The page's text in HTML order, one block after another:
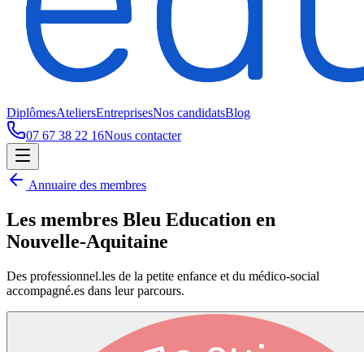
DiplômesAteliersEntreprisesNos candidatsBlog
07 67 38 22 16Nous contacter
Annuaire des membres
Les membres Bleu Education en
Nouvelle-Aquitaine
Des professionnel.les de la petite enfance et du médico-social
accompagné.es dans leur parcours.